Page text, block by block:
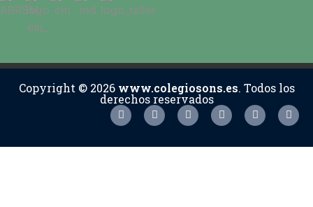
Copyright © 2026 www.colegiosons.es. Todos los
derechos reservados